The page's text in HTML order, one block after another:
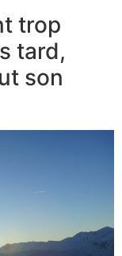
trop
tard,
son